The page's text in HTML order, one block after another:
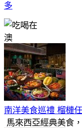
南洋美食巡禮 榴槤
馬來西亞經典美食